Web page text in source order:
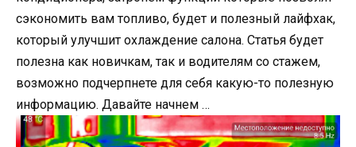
сэкономить вам топливо, будет и полезный лайфхак,
который улучшит охлаждение салона. Статья будет
полезна как новичкам, так и водителям со стажем,
возможно подчерпнете для себя какую-то полезную
информацию. Давайте начнем …